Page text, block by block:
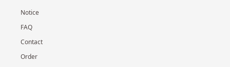
Notice
FAQ
Contact
Order